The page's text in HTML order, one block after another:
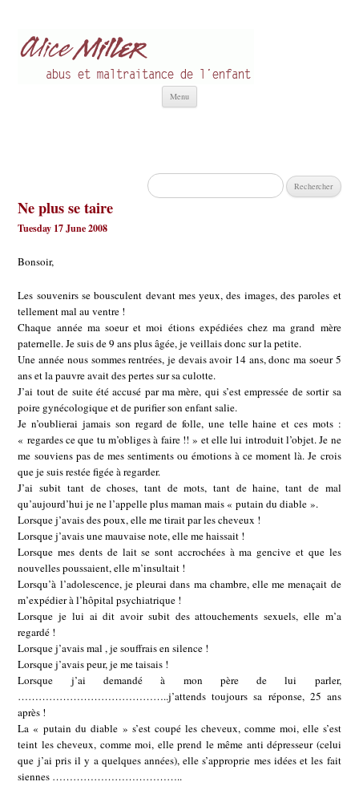
Menu
Rechercher :
Ne plus se taire
Tuesday 17 June 2008
Bonsoir,
Les souvenirs se bousculent devant mes yeux, des images, des paroles et
tellement mal au ventre !
Chaque année ma soeur et moi étions expédiées chez ma grand mère
paternelle. Je suis de 9 ans plus âgée, je veillais donc sur la petite.
Une année nous sommes rentrées, je devais avoir 14 ans, donc ma soeur 5
ans et la pauvre avait des pertes sur sa culotte.
J’ai tout de suite été accusé par ma mère, qui s’est empressée de sortir sa
poire gynécologique et de purifier son enfant salie.
Je n’oublierai jamais son regard de folle, une telle haine et ces mots :
« regardes ce que tu m’obliges à faire !! » et elle lui introduit l’objet. Je ne
me souviens pas de mes sentiments ou émotions à ce moment là. Je crois
que je suis restée figée à regarder.
J’ai subit tant de choses, tant de mots, tant de haine, tant de mal
qu’aujourd’hui je ne l’appelle plus maman mais « putain du diable ».
Lorsque j’avais des poux, elle me tirait par les cheveux !
Lorsque j’avais une mauvaise note, elle me haissait !
Lorsque mes dents de lait se sont accrochées à ma gencive et que les
nouvelles poussaient, elle m’insultait !
Lorsqu’à l’adolescence, je pleurai dans ma chambre, elle me menaçait de
m’expédier à l’hôpital psychiatrique !
Lorsque je lui ai dit avoir subit des attouchements sexuels, elle m’a
regardé !
Lorsque j’avais mal , je souffrais en silence !
Lorsque j’avais peur, je me taisais !
Lorsque j’ai demandé à mon père de lui parler,
……………………………………..j’attends toujours sa réponse, 25 ans
après !
La « putain du diable » s’est coupé les cheveux, comme moi, elle s’est
teint les cheveux, comme moi, elle prend le même anti dépresseur (celui
que j’ai pris il y a quelques années), elle s’approprie mes idées et les fait
siennes ………………………………..